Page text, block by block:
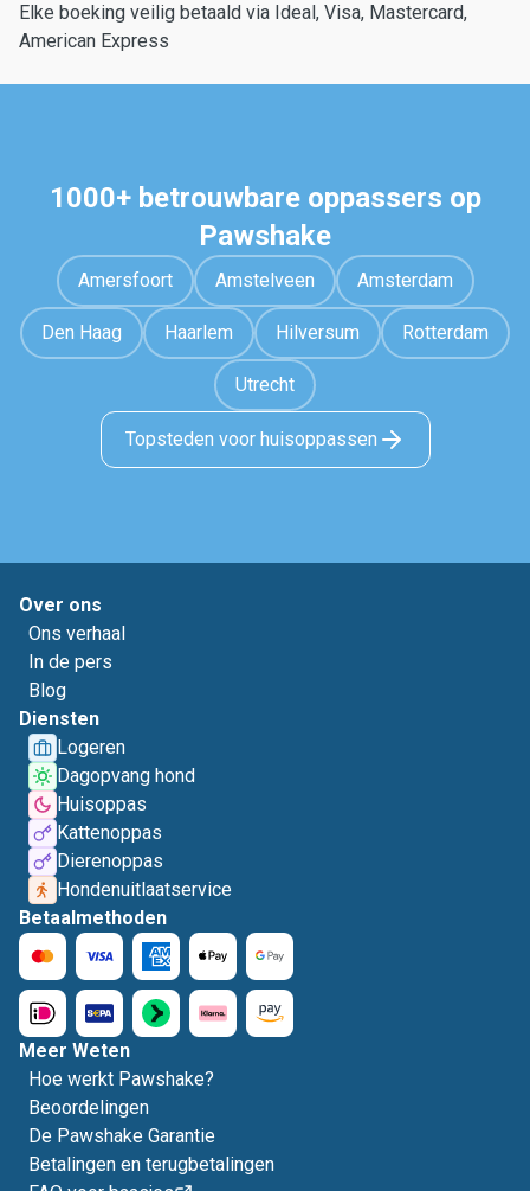
Elke boeking veilig betaald via Ideal, Visa, Mastercard,
American Express
1000+ betrouwbare oppassers op
Pawshake
Amersfoort Amstelveen Amsterdam
Den Haag Haarlem Hilversum Rotterdam
Utrecht
Topsteden voor huisoppassen
Over ons
Ons verhaal
In de pers
Blog
Diensten
Logeren
Dagopvang hond
Huisoppas
Kattenoppas
Dierenoppas
Hondenuitlaatservice
Betaalmethoden
Meer Weten
Hoe werkt Pawshake?
Beoordelingen
De Pawshake Garantie
Betalingen en terugbetalingen